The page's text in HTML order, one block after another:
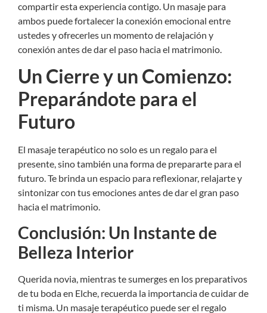
compartir esta experiencia contigo. Un masaje para
ambos puede fortalecer la conexión emocional entre
ustedes y ofrecerles un momento de relajación y
conexión antes de dar el paso hacia el matrimonio.
Un Cierre y un Comienzo:
Preparándote para el
Futuro
El masaje terapéutico no solo es un regalo para el
presente, sino también una forma de prepararte para el
futuro. Te brinda un espacio para reflexionar, relajarte y
sintonizar con tus emociones antes de dar el gran paso
hacia el matrimonio.
Conclusión: Un Instante de
Belleza Interior
Querida novia, mientras te sumerges en los preparativos
de tu boda en Elche, recuerda la importancia de cuidar de
ti misma. Un masaje terapéutico puede ser el regalo